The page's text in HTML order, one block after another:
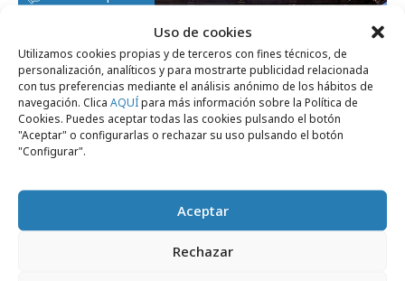
Uso de cookies
Utilizamos cookies propias y de terceros con fines técnicos, de
personalización, analíticos y para mostrarte publicidad relacionada
con tus preferencias mediante el análisis anónimo de los hábitos de
navegación. Clica AQUÍpara más información sobre la Política de
Cookies. Puedes aceptar todas las cookies pulsando el botón
"Aceptar" o configurarlas o rechazar su uso pulsando el botón
"Configurar".
Aceptar
Rechazar